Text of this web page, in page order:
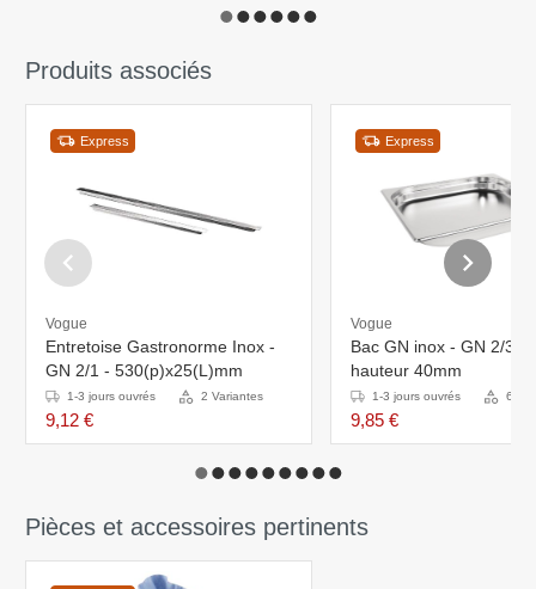
Produits associés
Express
Vogue
Entretoise Gastronorme Inox -
GN 2/1 - 530(p)x25(L)mm
1-3 jours ouvrés 2 Variantes
9,12 €
Express
Vogue
Bac GN inox - GN 2/3 -
hauteur 40mm
1-3 jours ouvrés 6
9,85 €
Pièces et accessoires pertinents